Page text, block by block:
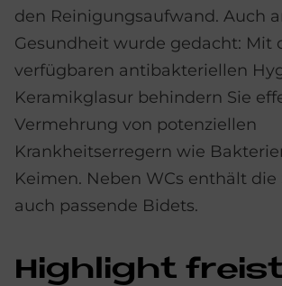
den Reinigungsaufwand. Auch
Gesundheit wurde gedacht: Mit
verfügbaren antibakteriellen
Keramikglasur behindern Sie
Vermehrung von potenziellen
Krankheitserregern wie
Keimen. Neben WCs enthält die
auch passende Bidets.
High­lig­ht